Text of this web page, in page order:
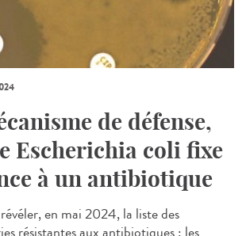
de défense,
Escherichia coli fixe
à un antibiotique
en mai 2024, la liste des
résistantes aux antibiotiques : les